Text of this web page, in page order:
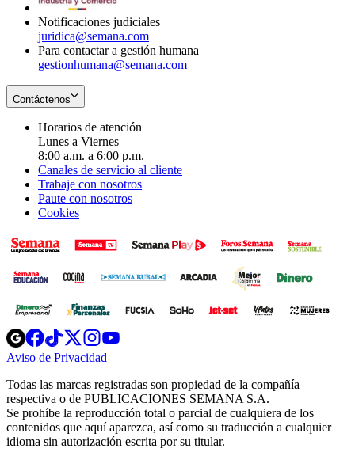
Notificaciones judiciales
juridica@semana.com
Para contactar a gestión humana
gestionhumana@semana.com
Contáctenos
Horarios de atención
Lunes a Viernes
8:00 a.m. a 6:00 p.m.
Canales de servicio al cliente
Trabaje con nosotros
Paute con nosotros
Cookies
Opens
in
new
Opens
in
new
Opens
in
new
window
Opens
new
windowwindow
Aviso de Privacidad
new
window
Todas las marcas registradas son propiedad de la compañía
respectiva o de PUBLICACIONES SEMANA S.A.
Se prohíbe la reproducción total o parcial de cualquiera de los
contenidos que aquí aparezca, así como su traducción a cualquier
idioma sin autorización escrita por su titular.